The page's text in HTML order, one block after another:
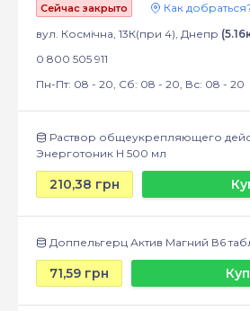
Сейчас закрыто
Как
вул. Космічна, 13К(при 4), Днепр
0 800 505 911
Пн-Пт: 08 - 20, Сб: 08 - 20, Вс: 08 - 20
Раствор общеукрепляющего
Энерготоник Н 500 мл
210,38 грн
Доппельгерц Актив Магний В6
71,59 грн